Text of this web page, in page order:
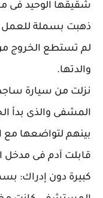
شقيقها الوحيد فى
ذهبت بسملة للعمل
لم تستطع الخروج
والدتها.
نزلت من سيارة
المشفى والذى بدأ
بينهم لتواضعها مع
قابلت آدم فى مدخل
كبيرة دون إدراك: